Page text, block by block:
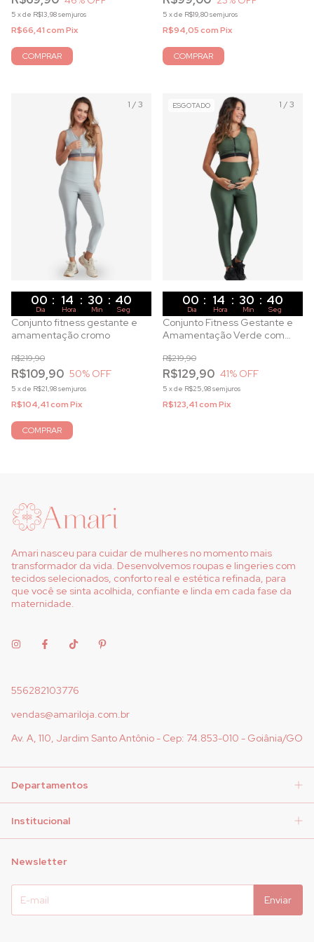
5 xde R$13,98sem juros
R$66,41comPix
COMPRAR
5 xde R$19,80sem juros
R$94,05comPix
COMPRAR
1 /3
00 : 14 : 30 : 40
Dia Hora Min Seg
Conjunto fitness gestante e
amamentação cromo
R$109,90
R$219,90
50% OFF
5 xde R$21,98sem juros
R$104,41comPix
COMPRAR
1 /3
ESGOTADO
00 : 14 : 30 : 40
Dia Hora Min Seg
Conjunto Fitness Gestante e
Amamentação Verde com
R$129,90
R$219,90
41% OFF
5 xde R$25,98sem juros
R$123,41comPix
Amari nasceu para cuidar de mulheres no momento mais
transformador da vida. Desenvolvemos roupas e lingeries com
tecidos selecionados, conforto real e estética refinada, para
que você se sinta acolhida, confiante e linda em cada fase da
maternidade.
556282103776
vendas@amariloja.com.br
Av. A, 110, Jardim Santo Antônio - Cep: 74.853-010 - Goiânia/GO
Departamentos
Institucional
Newsletter